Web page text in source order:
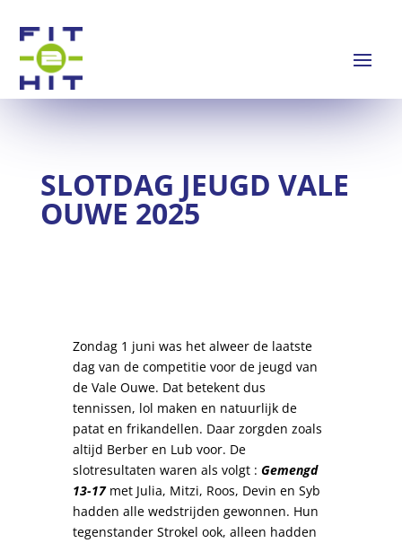
SLOTDAG JEUGD VALE
OUWE 2025
Zondag 1 juni was het alweer de laatste
dag van de competitie voor de jeugd van
de Vale Ouwe. Dat betekent dus
tennissen, lol maken en natuurlijk de
patat en frikandellen. Daar zorgden zoals
altijd Berber en Lub voor. De
slotresultaten waren als volgt : Gemengd
13-17met Julia, Mitzi, Roos, Devin en Syb
hadden alle wedstrijden gewonnen. Hun
tegenstander Strokel ook, alleen hadden